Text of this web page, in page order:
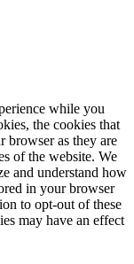
while you
the cookies that
browser as they are
of the website. We
and understand how
in your browser
to opt-out of these
may have an effect